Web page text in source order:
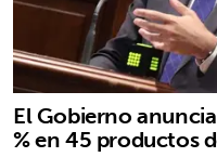
El Gobierno
% en 45 productos